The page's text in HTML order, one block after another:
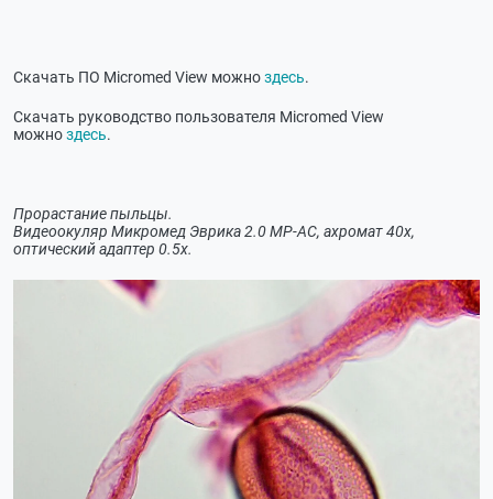
Скачать ПО Micromed View можноздесь.
Скачать руководство пользователя Micromed View
можноздесь.
Прорастание пыльцы.
Видеоокуляр Микромед Эврика 2.0 MP-AC, ахромат 40х,
оптический адаптер 0.5х.